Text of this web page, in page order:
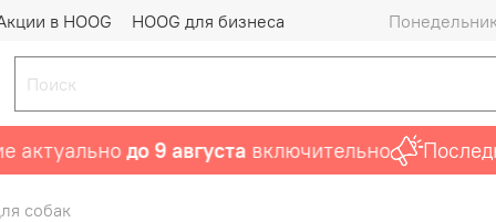
в HOOG HOOG для бизнеса
до 9 августавключительно
собак